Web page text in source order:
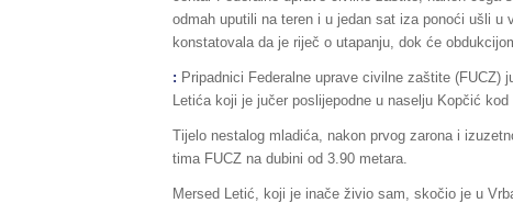
odmah uputili na teren i u jedan sat iza ponoći ušli
konstatovala da je riječ o utapanju, dok će
: Pripadnici Federalne uprave civilne zaštite (FUCZ)
Letića koji je jučer poslijepodne u naselju Kopčić
Tijelo nestalog mladića, nakon prvog zarona i
tima FUCZ na dubini od 3.90 metara.
Mersed Letić, koji je inače živio sam, skočio je u